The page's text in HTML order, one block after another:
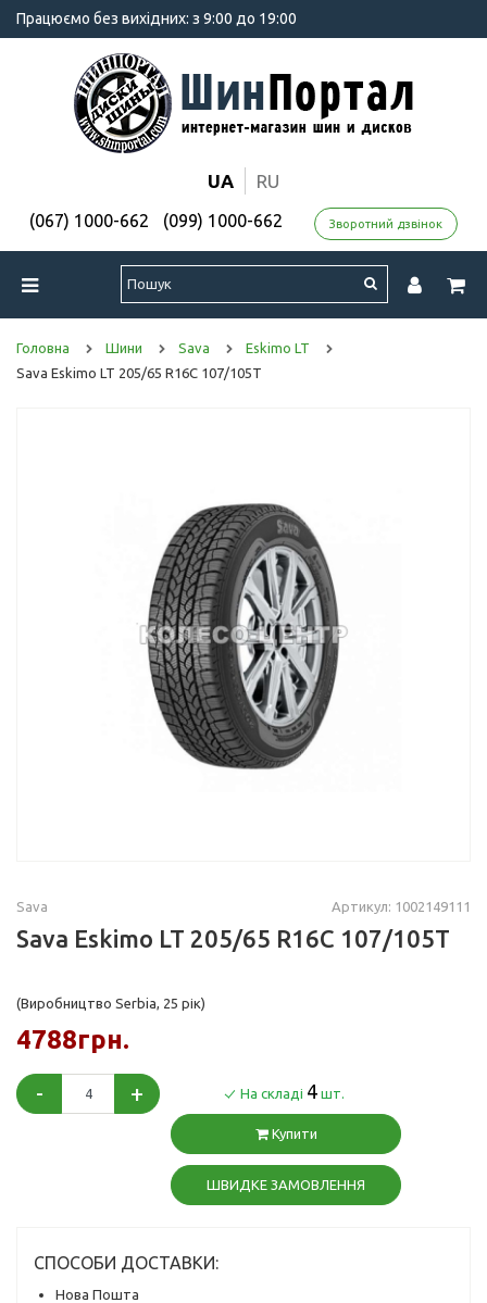
Працюємо без вихідних: з 9:00 до 19:00
UA RU
(067) 1000-662 (099) 1000-662 Зворотний дзвінок
Головна Шини Sava
Eskimo LT
Sava Eskimo LT 205/65 R16C 107/105T
Sava Артикул: 1002149111
Sava Eskimo LT 205/65 R16C 107/105T
(Виробництво Serbia, 25 рік)
4788грн.
- + На складі 4 шт.
Купити
ШВИДКЕ ЗАМОВЛЕННЯ
СПОСОБИ ДОСТАВКИ:
Нова Пошта